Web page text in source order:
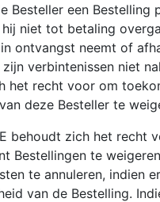
Besteller een Bestelling
hij niet tot betaling
ontvangst neemt of
verbintenissen niet
het recht voor om
deze Besteller te
behoudt zich het recht
Bestellingen te
te annuleren, indien
van de Bestelling.